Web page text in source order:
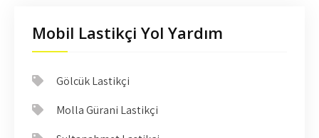
Mobil Lastikçi Yol Yardım
Gölcük Lastikçi
Molla Gürani Lastikçi